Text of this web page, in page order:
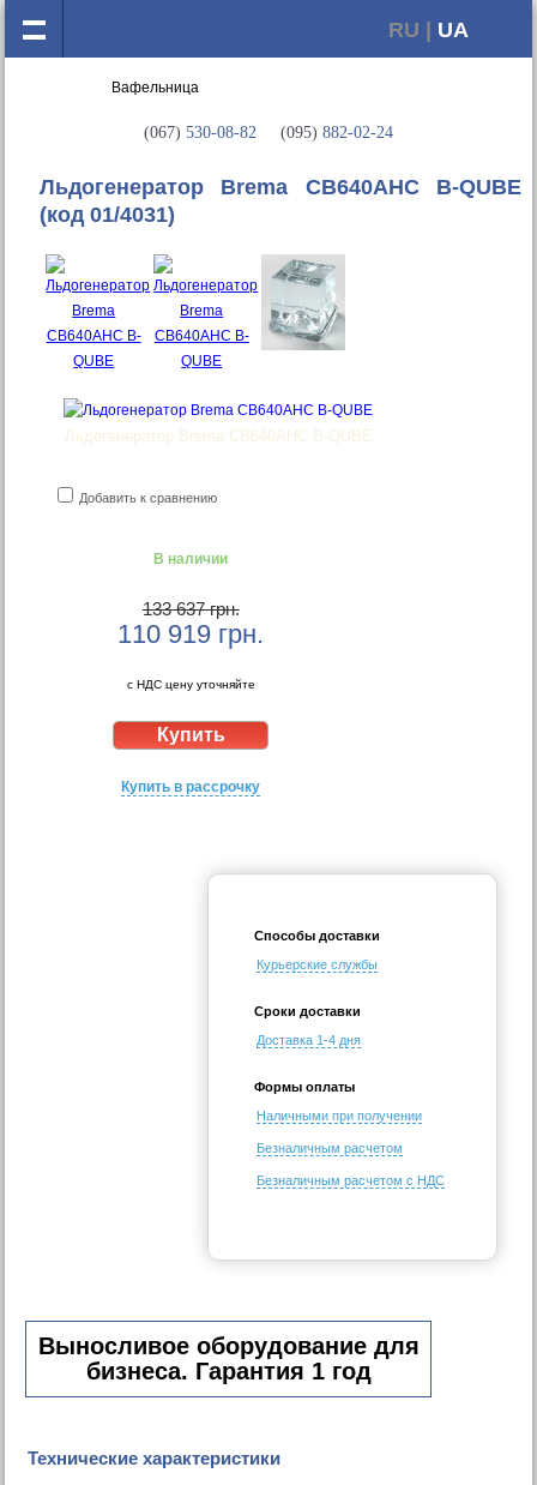
RU | UA
(067) 530-08-82 (095) 882-02-24
Льдогенератор Brema CB640AHC B-QUBE
(код 01/4031)
Льдогенератор Brema CB640AHC B-QUBE
Добавить к сравнению
В наличии
133 637 грн.
110 919 грн.
с НДС цену уточняйте
Купить в рассрочку
Способы доставки
Курьерские службы
Сроки доставки
Доставка 1-4 дня
Формы оплаты
Наличными при получении
Безналичным расчетом
Безналичным расчетом с НДС
Выносливое оборудование для
бизнеса. Гарантия 1 год
Технические характеристики